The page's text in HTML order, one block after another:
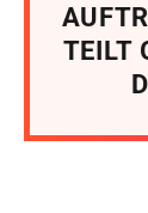
TEILT